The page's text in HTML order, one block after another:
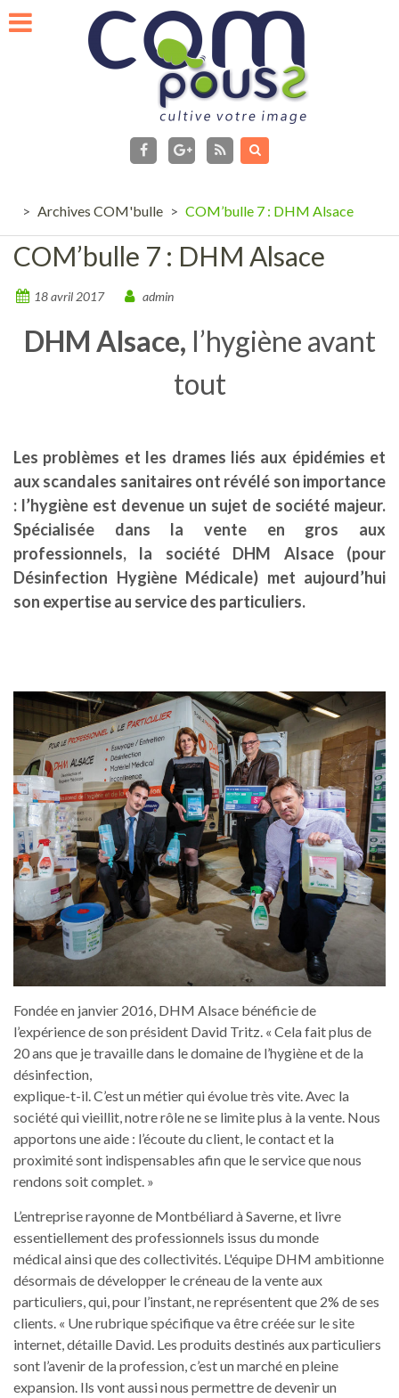
Skip
to
facebook
Flux
> Archives COM'bulle > COM’bulle 7 : DHM Alsace
COM’bulle 7 : DHM Alsace
18 avril 2017 admin
DHM Alsace, l’hygiène avant
tout
Les problèmes et les drames liés aux épidémies et
aux scandales sanitaires ont révélé son importance
: l’hygiène est devenue un sujet de société majeur.
Spécialisée dans la vente en gros aux
professionnels, la société DHM Alsace (pour
Désinfection Hygiène Médicale) met aujourd’hui
son expertise au service des particuliers.
Fondée en janvier 2016, DHM Alsace bénéficie de
l’expérience de son président David Tritz. « Cela fait plus de
20 ans que je travaille dans le domaine de l’hygiène et de la
désinfection,
explique-t-il. C’est un métier qui évolue très vite. Avec la
société qui vieillit, notre rôle ne se limite plus à la vente. Nous
apportons une aide : l’écoute du client, le contact et la
proximité sont indispensables afin que le service que nous
rendons soit complet. »
L’entreprise rayonne de Montbéliard à Saverne, et livre
essentiellement des professionnels issus du monde
médical ainsi que des collectivités. L'équipe DHM ambitionne
désormais de développer le créneau de la vente aux
particuliers, qui, pour l’instant, ne représentent que 2% de ses
clients. « Une rubrique spécifique va être créée sur le site
internet, détaille David. Les produits destinés aux particuliers
sont l’avenir de la profession, c’est un marché en pleine
expansion. Ils vont aussi nous permettre de devenir un